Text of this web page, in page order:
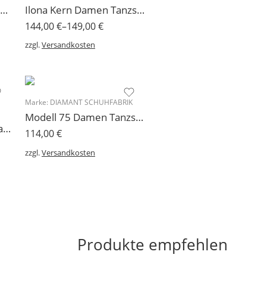
Damen Tanzschuhe Diamant Modell 75: Satinpumps mit 5 cm Absatz, einfärbbar Ilona Kern Damen Tanzschuh Comfort 5 cm
144,00€–149,00€
zzgl.Versandkosten
Modell 35 Satin haut Diamant Damen Tanzschuhe 3 Absatzhöhen
Marke: DIAMANT SCHUHFABRIK
Modell 75 Damen Tanzschuhe Velourslederpumps 5 cm
114,00€
zzgl.Versandkosten
Produkte empfehlen